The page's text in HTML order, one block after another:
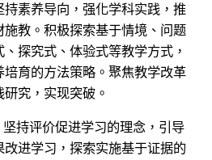
素养导向，强化学科实践，推
教。积极探索基于情境、问题
探究式、体验式等教学方式，
育的方法策略。聚焦教学改革
究，实现突破。
持评价促进学习的理念，引导
进学习，探索实施基于证据的